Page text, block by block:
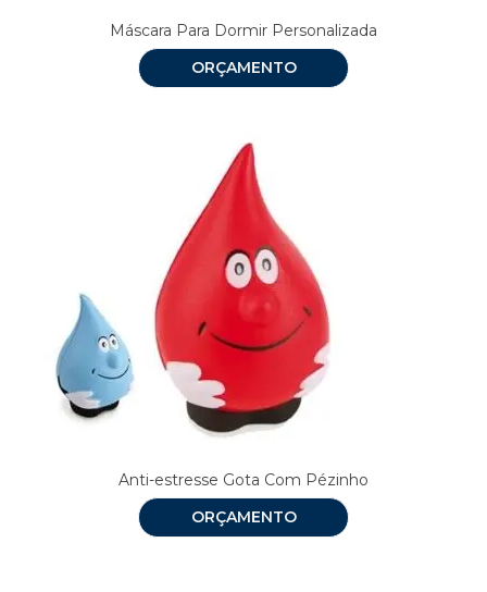
Máscara Para Dormir Personalizada
ORÇAMENTO
Anti-estresse Gota Com Pézinho
ORÇAMENTO